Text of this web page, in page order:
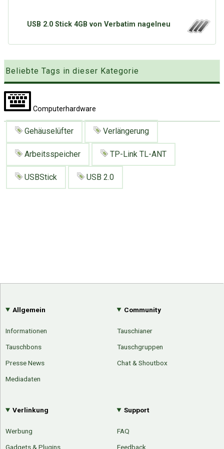
Presse News
Suchanfragen
Tagwolke
USB 2.0 Stick 4GB von Verbatim nagelneu
Beliebte Tags in dieser Kategorie
Computerhardware
Gehäuselüfter Verlängerung
Arbeitsspeicher TP-Link TL-ANT
USBStick USB 2.0
Allgemein
Informationen
Tauschbons
Presse News
Mediadaten
Community
Tauschianer
Tauschgruppen
Chat & Shoutbox
Verlinkung
Werbung
Gadgets & Plugins
Support
FAQ
Feedback